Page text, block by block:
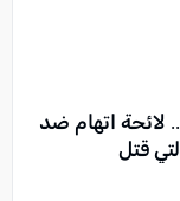
لائحة اتهام ضد
قتل